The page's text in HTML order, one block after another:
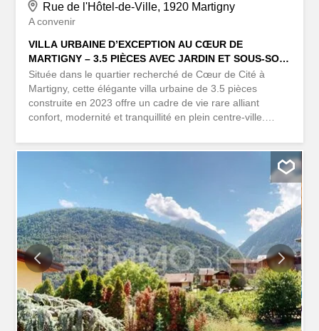
Rue de l'Hôtel-de-Ville, 1920 Martigny
A convenir
VILLA URBAINE D’EXCEPTION AU CŒUR DE
MARTIGNY – 3.5 PIÈCES AVEC JARDIN ET SOUS-SOL
AMÉNAGEABLE
Située dans le quartier recherché de Cœur de Cité à
Martigny, cette élégante villa urbaine de 3.5 pièces
construite en 2023 offre un cadre de vie rare alliant
confort, modernité et tranquillité en plein centre-ville.
propriété séduit par ses beaux volumes, son vaste
chambres confortables, sa grande salle de bains et son
WC visiteurs. Un véritable atout : un sous-sol privatif de
plus de 50 m², directement relié au parking souterrain,
offrant de nombreuses possibilités d’aménagement
(fitness, bureau, salle de jeux, home cinéma, cave à vin,
etc.). Une place de parc int. en sus (CHF 60'000.-) À
proximité immédiate des écoles, commerces, restaurants,
transports publics et services de santé, tout en
bénéficiant d’un environnement calme et préservé. Un
bien rare au cœur de Martigny, à...